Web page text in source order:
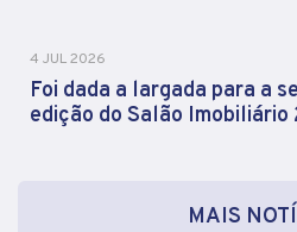
4 JUL 2026
Foi dada a largada para a
edição do Salão Imobiliário
MAIS